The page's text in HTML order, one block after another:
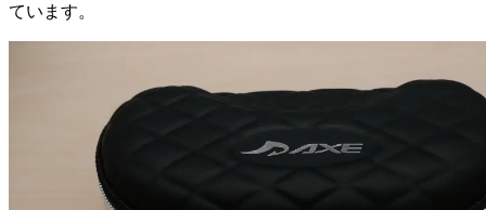
ています。